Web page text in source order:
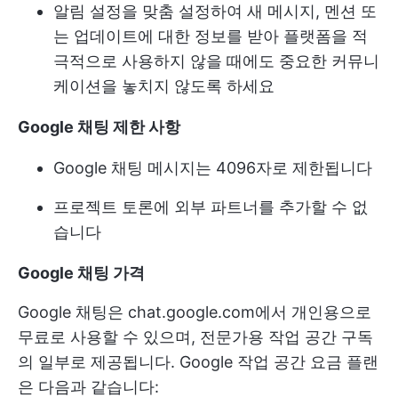
알림 설정을 맞춤 설정하여 새 메시지, 멘션 또
는 업데이트에 대한 정보를 받아 플랫폼을 적
극적으로 사용하지 않을 때에도 중요한 커뮤니
케이션을 놓치지 않도록 하세요
Google 채팅 제한 사항
Google 채팅 메시지는 4096자로 제한됩니다
프로젝트 토론에 외부 파트너를 추가할 수 없
습니다
Google 채팅 가격
Google 채팅은 chat.google.com에서 개인용으로
무료로 사용할 수 있으며, 전문가용 작업 공간 구독
의 일부로 제공됩니다. Google 작업 공간 요금 플랜
은 다음과 같습니다: